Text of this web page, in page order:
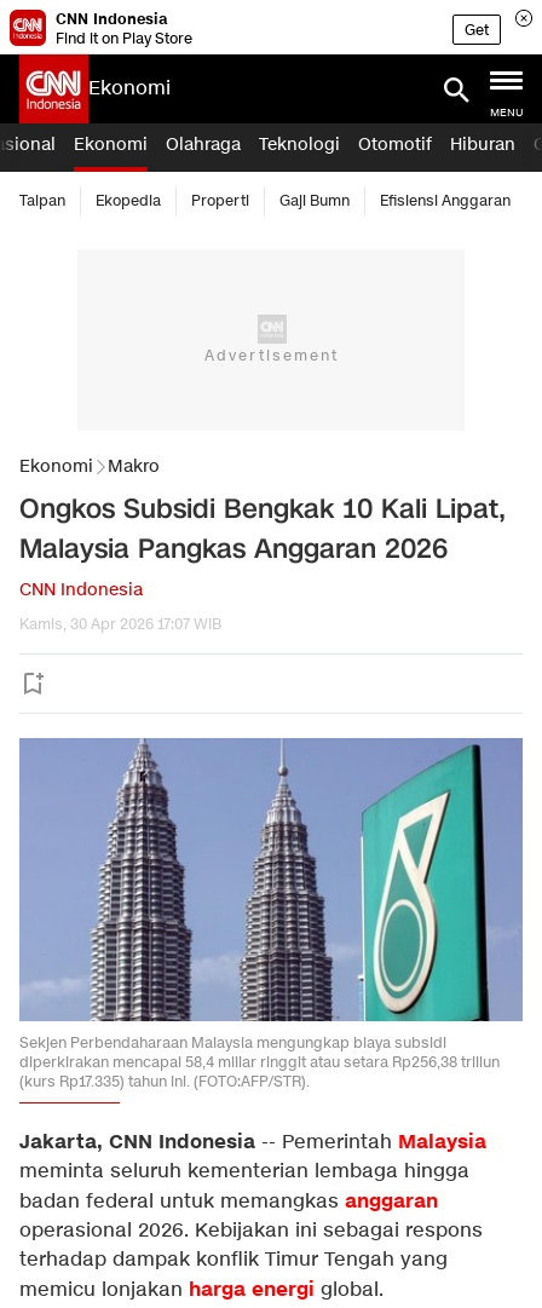
CNN Indonesia
Find it on Play Store
Get
Ekonomi
MENU
Ekonomi Olahraga Teknologi Otomotif Hiburan
Taipan Ekopedia Properti Gaji Bumn Efisiensi Anggaran
Ekonomi Makro
Ongkos Subsidi Bengkak 10 Kali Lipat,
Malaysia Pangkas Anggaran 2026
CNN Indonesia
Kamis, 30 Apr 2026 17:07 WIB
Sekjen Perbendaharaan Malaysia mengungkap biaya subsidi
diperkirakan mencapai 58,4 miliar ringgit atau setara Rp256,38 triliun
(kurs Rp17.335) tahun ini. (FOTO:AFP/STR).
Jakarta, CNN Indonesia -- Pemerintah Malaysia
meminta seluruh kementerian lembaga hingga
badan federal untuk memangkas anggaran
operasional 2026. Kebijakan ini sebagai respons
terhadap dampak konflik Timur Tengah yang
memicu lonjakan harga energi global.